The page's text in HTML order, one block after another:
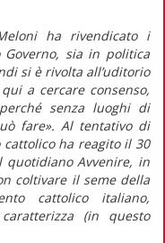
ha rivendicato i
sia in politica
si è rivolta all’uditorio
a cercare consenso,
senza luoghi di
fare». Al tentativo di
ha reagito il 30
quotidianoAvvenire, in
coltivare il seme della
cattolico italiano,
(inquesto